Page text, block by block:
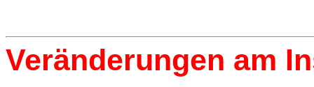
Veränderungen am